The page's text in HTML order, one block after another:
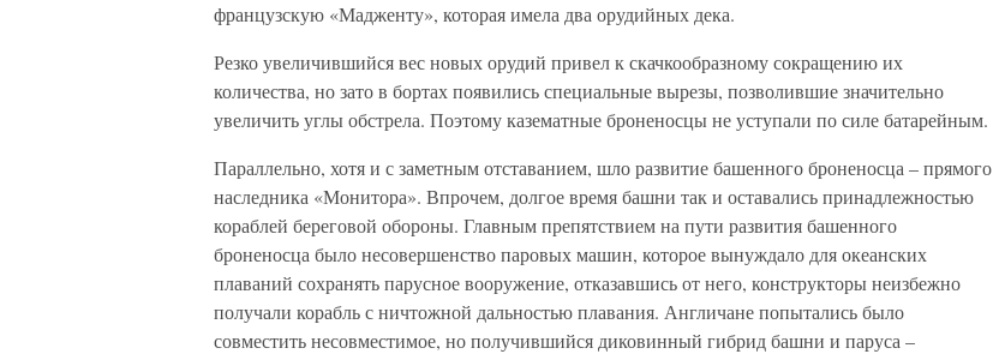
французскую «Мадженту», которая имела два орудийных дека.
Резко увеличившийся вес новых орудий привел к скачкообразному сокращению их
количества, но зато в бортах появились специальные вырезы, позволившие значительно
увеличить углы обстрела. Поэтому казематные броненосцы не уступали по силе батарейным.
Параллельно, хотя и с заметным отставанием, шло развитие башенного броненосца – прямого
наследника «Монитора». Впрочем, долгое время башни так и оставались принадлежностью
кораблей береговой обороны. Главным препятствием на пути развития башенного
броненосца было несовершенство паровых машин, которое вынуждало для океанских
плаваний сохранять парусное вооружение, отказавшись от него, конструкторы неизбежно
получали корабль с ничтожной дальностью плавания. Англичане попытались было
совместить несовместимое, но получившийся диковинный гибрид башни и паруса –